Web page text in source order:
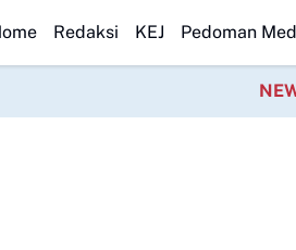
Lahewa HUT ke-23, PPAD Kota Bogor
Redaksi KEJ Pedoman